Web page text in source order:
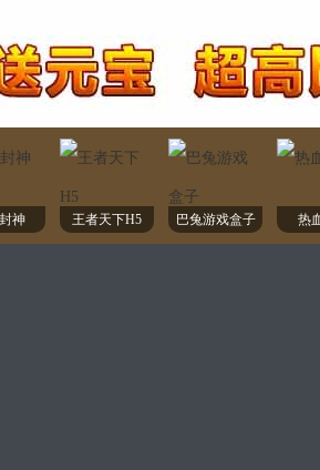
神 王者天下H5 巴兔游戏盒子 热